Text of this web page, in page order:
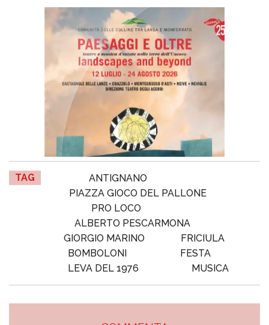
TAG
ANTIGNANO
PIAZZA GIOCO DEL PALLONE
PRO LOCO
ALBERTO PESCARMONA
GIORGIO MARINO
FRICIULA
BOMBOLONI
FESTA
LEVA DEL 1976
MUSICA